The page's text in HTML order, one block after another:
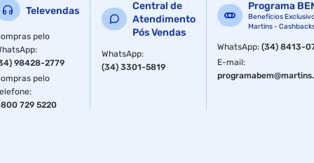
Televendas
pelo
:
98428-2779
pelo
:
729 5220
Central de
Atendimento
Pós Vendas
WhatsApp:
(34) 3301-5819
Programa
Benefícios
Martins -
WhatsApp:(34) 8413-
E-mail: